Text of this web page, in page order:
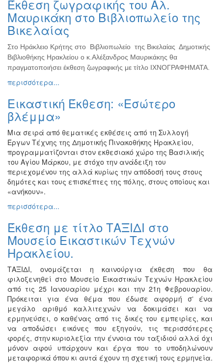
Ζωγραφική
Φωτογραφία
Τραγούδι
Μουσική
Κινηματογράφος
Χορός
Παζάρι
Ειδών
Συνέδρια
Ημερίδες
-
Διημερίδες
Σεμινάρια-
Διαλέξεις-
Ομιλίες
Εκθέσεις
Εκδηλώσεις
για
Άλλες
Εκδηλώσεις
ΤΟΠΟΣ
ΜΑΣ
Έκθεση ζωγραφικής του Αλ.
Μαυρικάκη στο Βιβλιοπωλείο της
Βικελαίας
Στο Ηράκλειο Κρήτης στο Βιβλιοπωλείο της Βικελαίας Δημοτικής
Βιβλιοθήκης Ηρακλείου ο κ.Αλέξανδρος Μαυρικάκης θα
πραγματοποιήσει έκθεση ζωγραφικής με τίτλο ΙΧΝΟΓΡΑΦΗΜΑΤΑ.
περισσότερα...
Εικαστική Έκθεση: «Εσώτερο
βλέμμα»
Μια σειρά από θεματικές εκθέσεις από τη Συλλογή
Έργων Τέχνης της Δημοτικής Πινακοθήκης Ηρακλείου,
προγραμματίζονται στον εκθεσιακό χώρο της Βασιλικής
του Αγίου Μάρκου, με στόχο την ανάδειξη του
περιεχομένου της αλλά κυρίως την απόδοσή τους στους
δημότες και τους επισκέπτες της πόλης, στους οποίους και
«ανήκουν».
περισσότερα...
Έκθεση με τίτλο ΤΑΞΙΔΙ στο
Μουσείο Εικαστικών Τεχνών
Ηρακλείου.
ΤΑΞΙΔΙ, ονομάζεται η καινούργια έκθεση που θα
φιλοξενηθεί στο Μουσείο Εικαστικών Τεχνών Ηρακλείου
από τις 25 Ιανουαρίου μέχρι και την 21η Φεβρουαρίου.
Πρόκειται για ένα θέμα που έδωσε αφορμή σʼ ένα
μεγάλο αριθμό καλλιτεχνών να δοκιμάσει και να
ερμηνεύσει, ο καθένας από τις δικές του εμπειρίες, και
να αποδώσει εικόνες που εξηγούν, τις περισσότερες
φορές, στην κυριολεξία την έννοια του ταξιδιού αλλά όχι
μόνον αφού υπάρχουν και έργα που το υποδηλώνουν
μεταφορικά όπου κι αυτά έχουν τη σχετική τους ερμηνεία.